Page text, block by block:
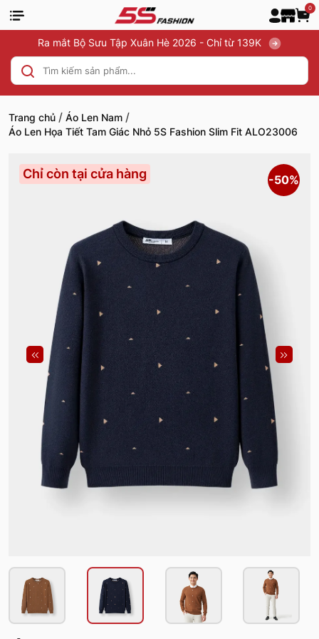
0
Ra mắt Bộ Sưu Tập Xuân Hè 2026 - Chỉ từ 139K
Trang chủ / Áo Len Nam /
Áo Len Họa Tiết Tam Giác Nhỏ 5S Fashion Slim Fit ALO23006
Chỉ còn tại cửa hàng -50%